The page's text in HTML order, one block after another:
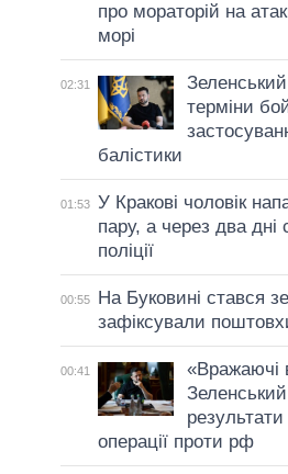
про мораторій на
морі
02:31
терміни
балістики
01:53 У Кракові чоловік
пару, а через два
поліції
00:55
На Буковині стався
зафіксували
00:41
«Вражаючі
операції проти рф